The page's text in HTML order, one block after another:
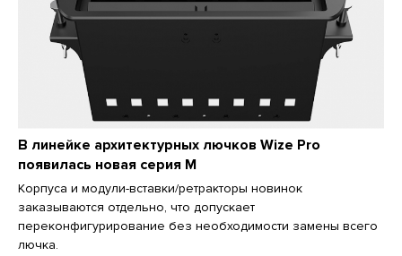
В линейке архитектурных лючков Wize Pro
появилась новая серия M
Корпуса и модули-вставки/ретракторы новинок
заказываются отдельно, что допускает
переконфигурирование без необходимости замены всего
лючка.